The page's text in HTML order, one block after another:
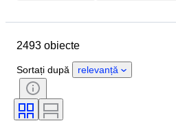
Material
Perioadă
Piatră
Finețe
Stil
Mărimea hainelor
Mărime articol
2493 obiecte
Sortați după relevanță